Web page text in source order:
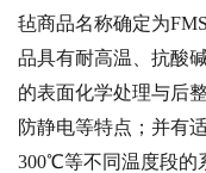
毡商品名称确定为
品具有耐高温、抗酸
的表面化学处理与后
防静电等特点；并有
300℃等不同温度段的